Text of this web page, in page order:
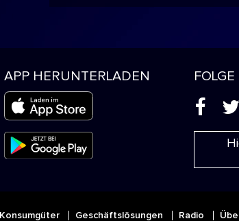
APP HERUNTERLADEN
( '
Konsumgüter Geschäftslösungen Radio